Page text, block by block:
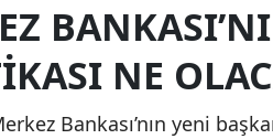
NE
Bankası’nın yeni